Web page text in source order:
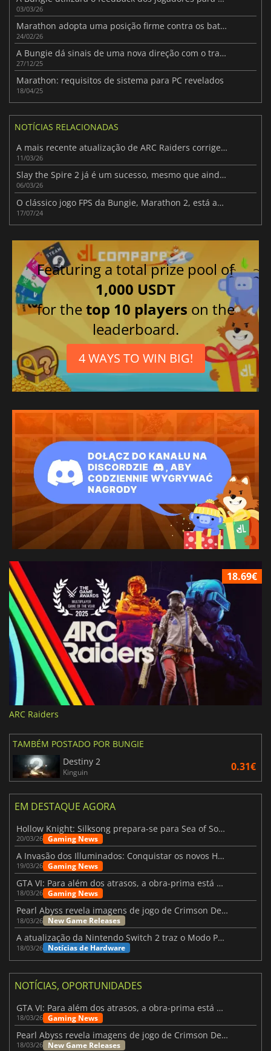
03/03/26
Marathon adopta uma posição firme contra os batoteiros antes do lançamento
24/02/26
A Bungie dá sinais de uma nova direção com o trailer da TGA 2025 de Marathon
27/12/25
Marathon: requisitos de sistema para PC revelados
18/04/25
NOTÍCIAS RELACIONADAS
A mais recente atualização de ARC Raiders corrige exploits e suaviza o sistema de saque
11/03/26
Slay the Spire 2 já é um sucesso, mesmo que ainda esteja em Acesso Antecipado
06/03/26
O clássico jogo FPS da Bungie, Marathon 2, está agora disponível no Steam gratuitamente
17/07/24
Featuring a total prize pool of
1,000 USDT
for thetop 10 players on the
leaderboard.
4 WAYS TO WIN BIG!
18.69€
ARC Raiders
TAMBÉM POSTADO POR BUNGIE
Destiny 2
Kinguin 0.31€
EM DESTAQUE AGORA
Hollow Knight: Silksong prepara-se para Sea of Sorrow com um patch
20/03/26 Gaming News
A Invasão dos Illuminados: Conquistar os novos Helldivers 2 Atualização!
19/03/26 Gaming News
GTA VI: Para além dos atrasos, a obra-prima está quase a chegar
18/03/26 Gaming News
Pearl Abyss revela imagens de jogo de Crimson Desert para a PS5
18/03/26 New Game Releases
A atualização da Nintendo Switch 2 traz o Modo Portátil aos jogos mais antigos da Switch
18/03/26 Notícias de Hardware
NOTÍCIAS, OPORTUNIDADES
GTA VI: Para além dos atrasos, a obra-prima está quase a chegar
18/03/26 Gaming News
Pearl Abyss revela imagens de jogo de Crimson Desert para a PS5
18/03/26 New Game Releases